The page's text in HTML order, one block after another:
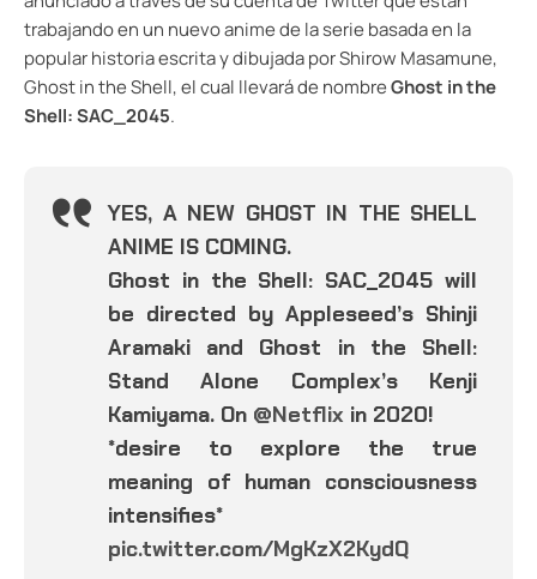
trabajando en un nuevo anime de la serie basada en la
popular historia escrita y dibujada por Shirow Masamune,
Ghost in the Shell, el cual llevará de nombreGhost in the
Shell: SAC_2045.
YES, A NEW GHOST IN THE SHELL
ANIME IS COMING.
Ghost in the Shell: SAC_2045 will
be directed by Appleseed’s Shinji
Aramaki and Ghost in the Shell:
Stand Alone Complex’s Kenji
Kamiyama. On @Netflix in 2020!
*desire to explore the true
meaning of human consciousness
intensifies*
pic.twitter.com/MgKzX2KydQ